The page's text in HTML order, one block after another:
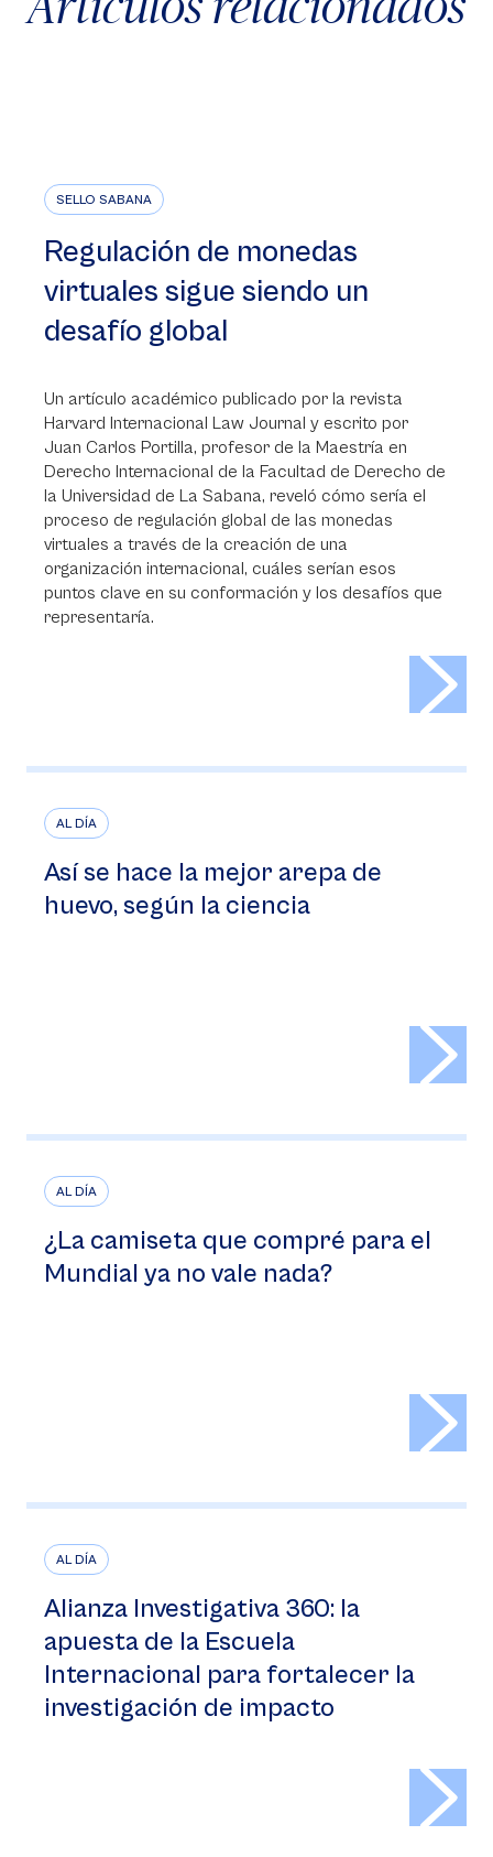
SELLO SABANA
Regulación de monedas
virtuales sigue siendo un
desafío global
Un artículo académico publicado por la revista
Harvard Internacional Law Journal y escrito por
Juan Carlos Portilla, profesor de la Maestría en
Derecho Internacional de la Facultad de Derecho de
la Universidad de La Sabana, reveló cómo sería el
proceso de regulación global de las monedas
virtuales a través de la creación de una
organización internacional, cuáles serían esos
puntos clave en su conformación y los desafíos que
representaría.
AL DÍA
Así se hace la mejor arepa de
huevo, según la ciencia
AL DÍA
¿La camiseta que compré para el
Mundial ya no vale nada?
AL DÍA
Alianza Investigativa 360: la
apuesta de la Escuela
Internacional para fortalecer la
investigación de impacto